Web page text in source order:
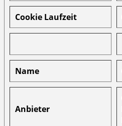
Cookie Laufzeit
Name
Anbieter